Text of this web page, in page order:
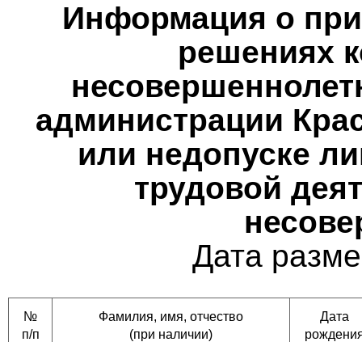
Информация о
решениях
администрации
или недопуске
трудовой
Дата
№
п/п
Фамилия, имя, отчество
(при наличии)
Дата